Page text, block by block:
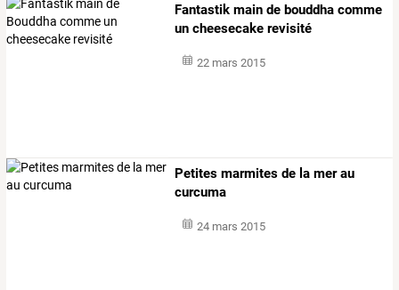
Fantastik main de bouddha comme
un cheesecake revisité
22 mars 2015
Petites marmites de la mer au
curcuma
24 mars 2015